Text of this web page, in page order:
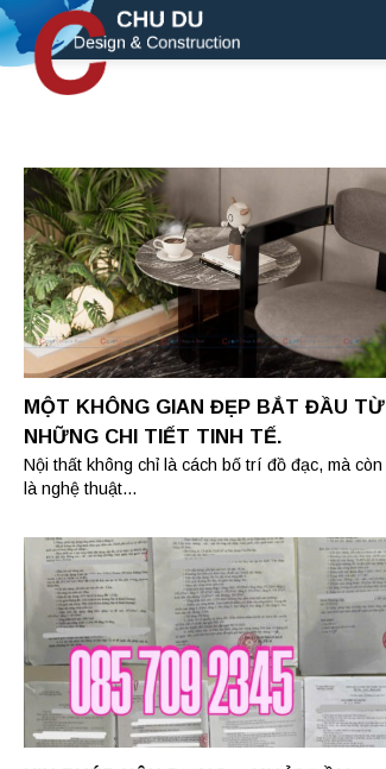
Skip
to
content
MỘT KHÔNG GIAN ĐẸP BẮT ĐẦU TỪ
NHỮNG CHI TIẾT TINH TẾ.
Nội thất không chỉ là cách bố trí đồ đạc, mà còn
là nghệ thuật...